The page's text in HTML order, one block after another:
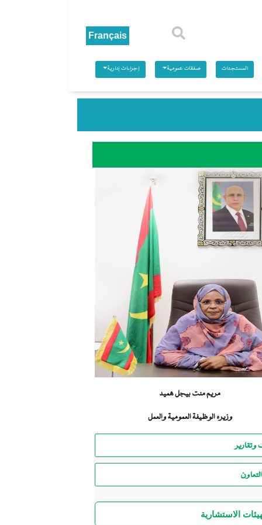
المستجدات صفقات عمومية إجراءات إدارية
مريم منت بيجل هميد
وزيرة الوظيفة العمومية والعمل
وتقارير
الاستشارية